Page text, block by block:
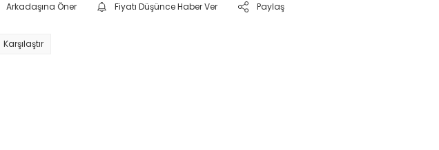
Arkadaşına Öner Fiyatı Düşünce Haber Ver Paylaş
Karşılaştır